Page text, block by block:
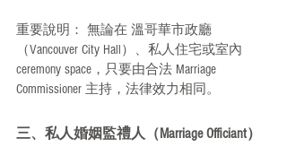
重要說明： 無論在 溫哥華市政廳
（Vancouver City Hall）、私人住宅或室內
ceremony space，只要由合法 Marriage
Commissioner 主持，法律效力相同。
三、私人婚姻監禮人（Marriage Officiant）